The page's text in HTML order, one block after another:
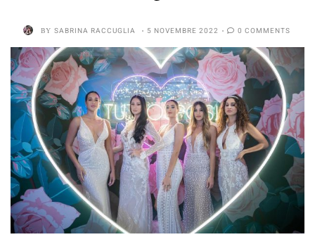
BY SABRINA RACCUGLIA 5 NOVEMBRE 2022 0 COMMENTS